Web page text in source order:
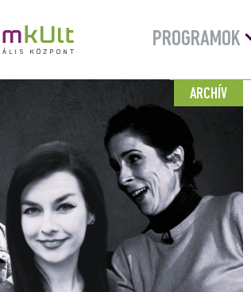
PROGRAMOK
ARCHÍV